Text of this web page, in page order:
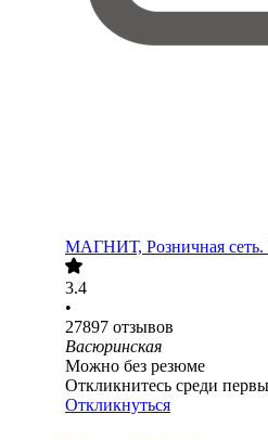
МАГНИТ, Розничная сеть.
3.4
•
27897 отзывов
Васюринская
Можно без резюме
Откликнитесь среди
Откликнуться